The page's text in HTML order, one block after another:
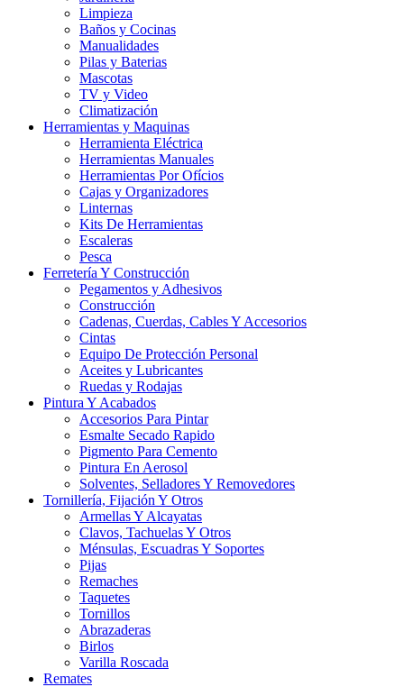
Limpieza
Baños y Cocinas
Manualidades
Pilas y Baterias
Mascotas
TV y Video
Climatización
Herramientas y Maquinas
Herramienta Eléctrica
Herramientas Manuales
Herramientas Por Ofícios
Cajas y Organizadores
Linternas
Kits De Herramientas
Escaleras
Pesca
Ferretería Y Construcción
Pegamentos y Adhesivos
Construcción
Cadenas, Cuerdas, Cables Y Accesorios
Cintas
Equipo De Protección Personal
Aceites y Lubricantes
Ruedas y Rodajas
Pintura Y Acabados
Accesorios Para Pintar
Esmalte Secado Rapido
Pigmento Para Cemento
Pintura En Aerosol
Solventes, Selladores Y Removedores
Tornillería, Fijación Y Otros
Armellas Y Alcayatas
Clavos, Tachuelas Y Otros
Ménsulas, Escuadras Y Soportes
Pijas
Remaches
Taquetes
Tornillos
Abrazaderas
Birlos
Varilla Roscada
Remates